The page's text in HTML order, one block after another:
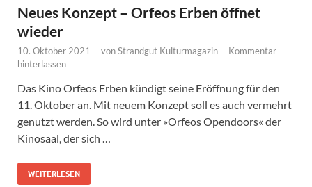
Neues Konzept – Orfeos Erben öffnet
wieder
10. Oktober 2021 - vonStrandgut Kulturmagazin - Kommentar
hinterlassen
Das Kino Orfeos Erben kündigt seine Eröffnung für den
11. Oktober an. Mit neuem Konzept soll es auch vermehrt
genutzt werden. So wird unter »Orfeos Opendoors« der
Kinosaal, der sich …
WEITERLESEN